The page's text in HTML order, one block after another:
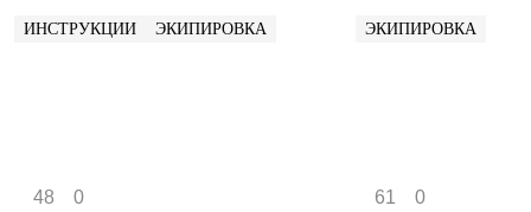
ИНСТРУКЦИИ ЭКИПИРОВКА
48 0
ЭКИПИРОВКА
61 0